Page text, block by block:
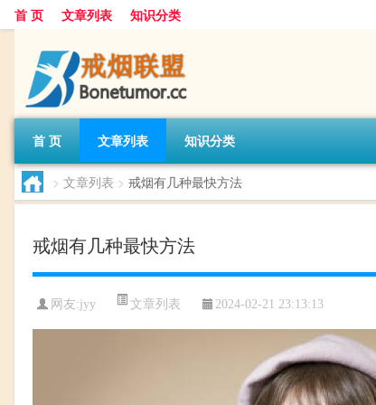
首 页 文章列表 知识分类
首 页 文章列表 知识分类
> 文章列表 > 戒烟有几种最快方法
戒烟有几种最快方法
网友:jyy 文章列表 2024-02-21 23:13:13